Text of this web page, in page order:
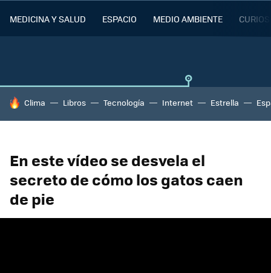
MEDICINA Y SALUD ESPACIO MEDIO AMBIENTE
HOY SE HABLA DE
Clima Libros Tecnología Internet Estrella
En este vídeo se desvela el
secreto de cómo los gatos caen
de pie